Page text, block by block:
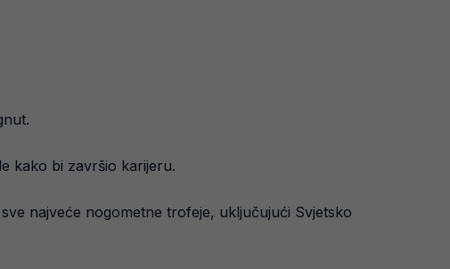
kako bi završio karijeru.
najveće nogometne trofeje, uključujući Svjetsko